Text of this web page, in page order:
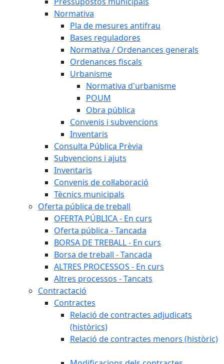
Normativa
Pla de mesures antifrau
Bases reguladores
Normativa / Ordenances generals
Ordenances fiscals
Urbanisme
Normativa d'urbanisme
POUM
Obra pública
Convenis i subvencions
Inventaris
Consulta Pública Prèvia
Subvencions i ajuts
Inventaris
Convenis de col·laboració
Tècnics municipals
Oferta pública de treball
OFERTA PÚBLICA - En curs
Oferta pública - Tancada
BORSA DE TREBALL - En curs
Borsa de treball - Tancada
ALTRES PROCESSOS - En curs
Altres processos - Tancats
Contractació
Contractes
Relació de contractes adjudicats
(històrics)
Relació de contractes menors (històric)